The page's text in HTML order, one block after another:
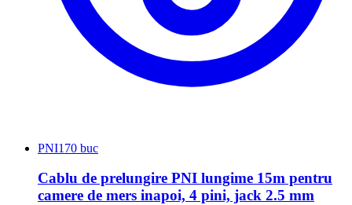
PNI170 buc
Cablu de prelungire PNI lungime 15m pentru
camere de mers inapoi, 4 pini, jack 2.5 mm